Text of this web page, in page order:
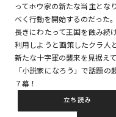
ってホウ家の新たな当主とな
べく行動を開始するのだった。
長きにわたって王国を蝕み続
利用しようと画策したクラ人
新たな十字軍の襲来を見据え
「小説家になろう」で話題
７幕！
立ち読み